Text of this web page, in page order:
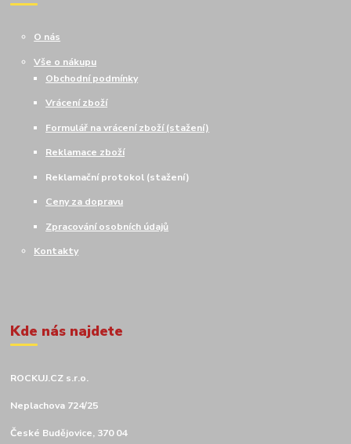
O nás
Vše o nákupu
Obchodní podmínky
Vrácení zboží
Formulář na vrácení zboží (stažení)
Reklamace zboží
Reklamační protokol (stažení)
Ceny za dopravu
Zpracování osobních údajů
Kontakty
Kde nás najdete
ROCKUJ.CZ s.r.o.
Neplachova 724/25
České Budějovice, 370 04